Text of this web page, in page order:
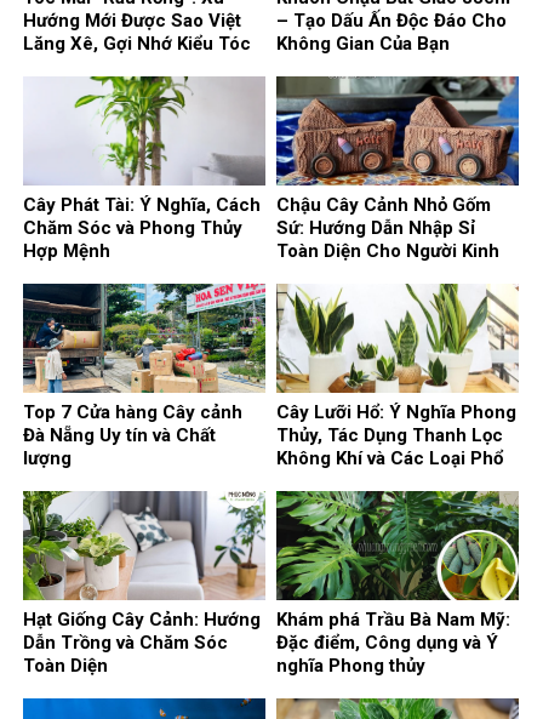
Hướng Mới Được Sao Việt
Lăng Xê, Gợi Nhớ Kiểu Tóc
– Tạo Dấu Ấn Độc Đáo Cho
Không Gian Của Bạn
Cây Phát Tài: Ý Nghĩa, Cách
Chăm Sóc và Phong Thủy
Hợp Mệnh
Chậu Cây Cảnh Nhỏ Gốm
Sứ: Hướng Dẫn Nhập Sỉ
Toàn Diện Cho Người Kinh
Top 7 Cửa hàng Cây cảnh
Đà Nẵng Uy tín và Chất
lượng
Cây Lưỡi Hổ: Ý Nghĩa Phong
Thủy, Tác Dụng Thanh Lọc
Không Khí và Các Loại Phổ
Hạt Giống Cây Cảnh: Hướng
Dẫn Trồng và Chăm Sóc
Toàn Diện
Khám phá Trầu Bà Nam Mỹ:
Đặc điểm, Công dụng và Ý
nghĩa Phong thủy